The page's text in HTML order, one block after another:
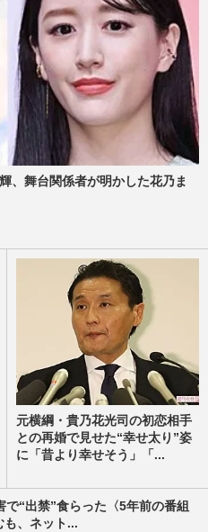
、舞台関係者が明かした花乃ま
元横綱・貴乃花光司の初恋相手
との再婚で見せた“幸せ太り”姿
に「昔より幸せそう」「...
で“出禁”食らった〈5年前の番組
も、ネット...